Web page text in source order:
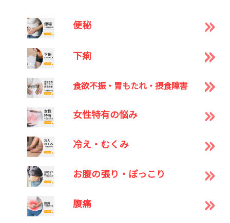
便秘
下痢
食欲不振・胃もたれ・摂食障害
女性特有の悩み
冷え・むくみ
お腹の張り・ぽっこり
腹痛